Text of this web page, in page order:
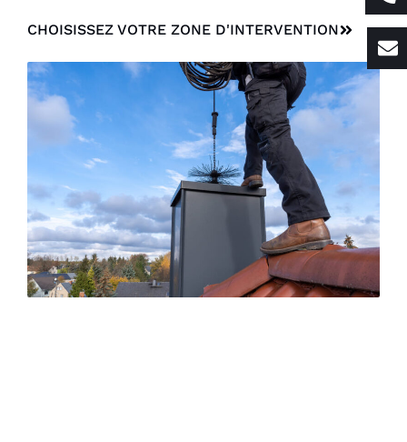
CHOISISSEZ VOTRE ZONE D'INTERVENTION